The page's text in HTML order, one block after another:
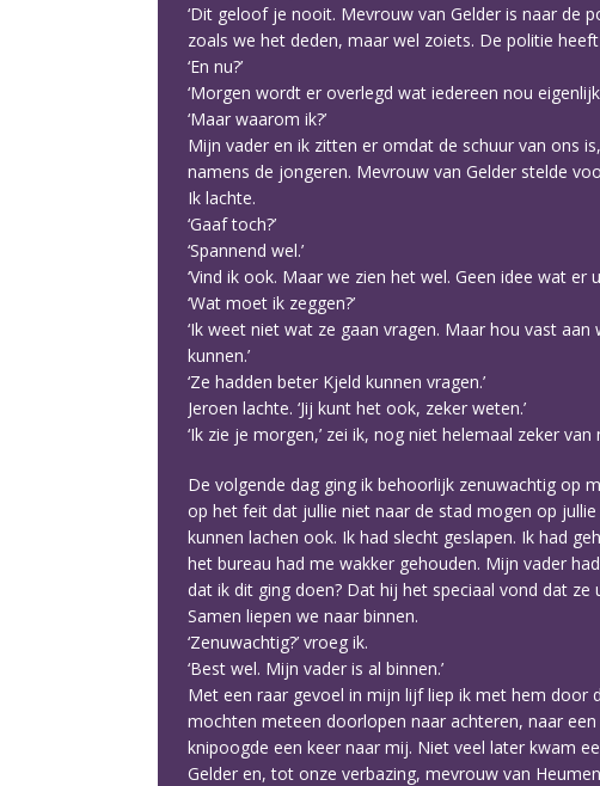
‘Dit geloof je nooit. Mevrouw van Gelder is naar de
zoals we het deden, maar wel zoiets. De politie
‘En nu?’
‘Morgen wordt er overlegd wat iedereen nou
‘Maar waarom ik?’
Mijn vader en ik zitten er omdat de schuur van ons
namens de jongeren. Mevrouw van Gelder stelde
Ik lachte.
‘Gaaf toch?’
‘Spannend wel.’
‘Vind ik ook. Maar we zien het wel. Geen idee wat er
‘Wat moet ik zeggen?’
‘Ik weet niet wat ze gaan vragen. Maar hou vast
kunnen.’
‘Ze hadden beter Kjeld kunnen vragen.’
Jeroen lachte. ‘Jij kunt het ook, zeker weten.’
‘Ik zie je morgen,’ zei ik, nog niet helemaal zeker van
De volgende dag ging ik behoorlijk zenuwachtig op
op het feit dat jullie niet naar de stad mogen op
kunnen lachen ook. Ik had slecht geslapen. Ik had
het bureau had me wakker gehouden. Mijn vader
dat ik dit ging doen? Dat hij het speciaal vond dat
Samen liepen we naar binnen.
‘Zenuwachtig?’ vroeg ik.
‘Best wel. Mijn vader is al binnen.’
Met een raar gevoel in mijn lijf liep ik met hem door
mochten meteen doorlopen naar achteren, naar
knipoogde een keer naar mij. Niet veel later kwam
Gelder en, tot onze verbazing, mevrouw van